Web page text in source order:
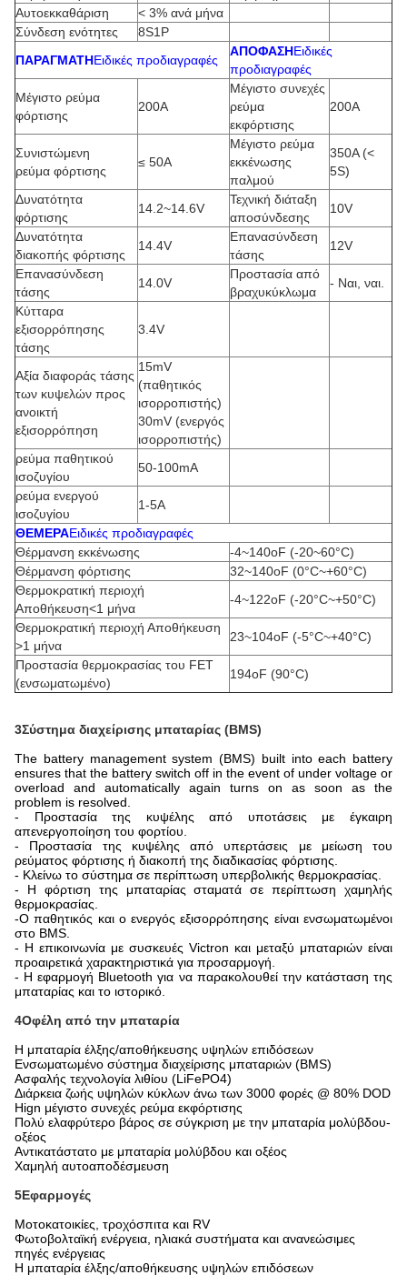
Αυτοεκκαθάριση
< 3% ανά μήνα
Σύνδεση ενότητες
8S1P
ΠΑΡΑΓΜΑΤΗΕιδικές προδιαγραφές
ΑΠΟΦΑΣΗΕιδικές
προδιαγραφές
Μέγιστο ρεύμα
φόρτισης
200A
Μέγιστο συνεχές
ρεύμα
εκφόρτισης
200A
Συνιστώμενη
ρεύμα φόρτισης
≤ 50A
Μέγιστο ρεύμα
εκκένωσης
παλμού
350A (<
5S)
Δυνατότητα
φόρτισης
14.2~14.6V
Τεχνική διάταξη
αποσύνδεσης
10V
Δυνατότητα
διακοπής φόρτισης
14.4V
Επανασύνδεση
τάσης
12V
Επανασύνδεση
τάσης
14.0V
Προστασία από
βραχυκύκλωμα
- Ναι, ναι.
Κύτταρα
εξισορρόπησης
τάσης
3.4V
Αξία διαφοράς τάσης
των κυψελών προς
ανοικτή
εξισορρόπηση
15mV
(παθητικός
ισορροπιστής)
30mV (ενεργός
ισορροπιστής)
ρεύμα παθητικού
ισοζυγίου
50-100mA
ρεύμα ενεργού
ισοζυγίου
1-5Α
ΘΕΜΕΡΑΕιδικές προδιαγραφές
Θέρμανση εκκένωσης
-4~140oF (-20~60°C)
Θέρμανση φόρτισης
32~140oF (0°C~+60°C)
Θερμοκρατική περιοχή
Αποθήκευση<1 μήνα
-4~122oF (-20°C~+50°C)
Θερμοκρατική περιοχή Αποθήκευση
>1 μήνα
23~104oF (-5°C~+40°C)
Προστασία θερμοκρασίας του FET
(ενσωματωμένο)
194oF (90°C)
3Σύστημα διαχείρισης μπαταρίας (BMS)
The battery management system (BMS) built into each battery
ensures that the battery switch off in the event of under voltage or
overload and automatically again turns on as soon as the
problem is resolved.
- Προστασία της κυψέλης από υποτάσεις με έγκαιρη
απενεργοποίηση του φορτίου.
- Προστασία της κυψέλης από υπερτάσεις με μείωση του
ρεύματος φόρτισης ή διακοπή της διαδικασίας φόρτισης.
- Κλείνω το σύστημα σε περίπτωση υπερβολικής θερμοκρασίας.
- Η φόρτιση της μπαταρίας σταματά σε περίπτωση χαμηλής
θερμοκρασίας.
-Ο παθητικός και ο ενεργός εξισορρόπησης είναι ενσωματωμένοι
στο BMS.
- Η επικοινωνία με συσκευές Victron και μεταξύ μπαταριών είναι
προαιρετικά χαρακτηριστικά για προσαρμογή.
- Η εφαρμογή Bluetooth για να παρακολουθεί την κατάσταση της
μπαταρίας και το ιστορικό.
4Οφέλη από την μπαταρία
Η μπαταρία έλξης/αποθήκευσης υψηλών επιδόσεων
Ενσωματωμένο σύστημα διαχείρισης μπαταριών (BMS)
Ασφαλής τεχνολογία λιθίου (LiFePO4)
Διάρκεια ζωής υψηλών κύκλων άνω των 3000 φορές @ 80% DOD
Hign μέγιστο συνεχές ρεύμα εκφόρτισης
Πολύ ελαφρύτερο βάρος σε σύγκριση με την μπαταρία μολύβδου-
οξέος
Αντικατάστατο με μπαταρία μολύβδου και οξέος
Χαμηλή αυτοαποδέσμευση
5Εφαρμογές
Μοτοκατοικίες, τροχόσπιτα και RV
Φωτοβολταϊκή ενέργεια, ηλιακά συστήματα και ανανεώσιμες
πηγές ενέργειας
Η μπαταρία έλξης/αποθήκευσης υψηλών επιδόσεων